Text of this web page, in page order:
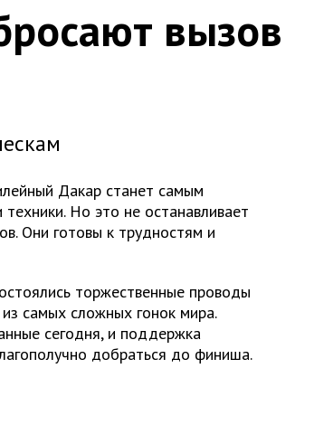
вызов
Дакар станет самым
Но это не останавливает
Они готовы к трудностям и
торжественные проводы
самых сложных гонок мира.
сегодня, и поддержка
добраться до финиша.